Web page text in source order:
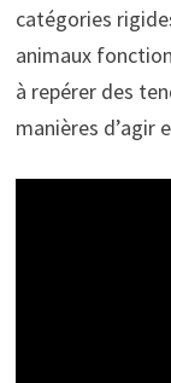
catégories
animaux
à repérer des
manières d’agir